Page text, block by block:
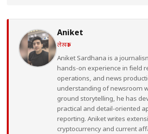
Aniket
लेखक
Aniket Sardhana is a
hands-on experience in field
operations, and news
understanding of newsroom
ground storytelling, he has
practical and detail-oriented
reporting. Aniket writes
cryptocurrency and current